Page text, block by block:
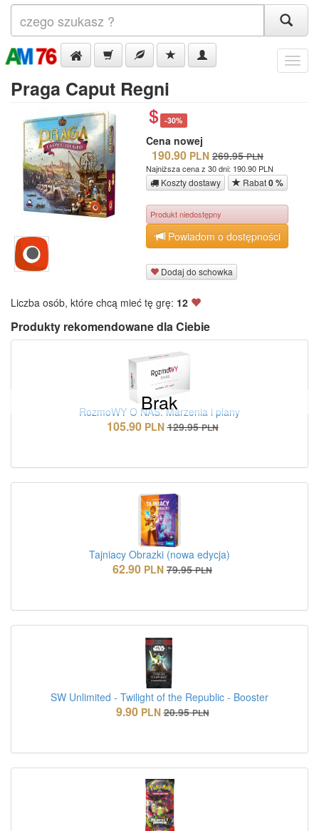
Menu
Praga Caput Regni
-30%
Cena nowej
190.90 PLN 269.95 PLN
Najniższa cena z 30 dni: 190.90 PLN
Koszty dostawy Rabat0 %
Produkt niedostępny
Powiadom o dostępności
Dodaj do schowka
Liczba osób, które chcą mieć tę grę: 12
Produkty rekomendowane dla Ciebie
Brak
RozmoWY O NAS: Marzenia i plany
105.90 PLN 129.95 PLN
Tajniacy Obrazki (nowa edycja)
62.90 PLN 79.95 PLN
SW Unlimited - Twilight of the Republic - Booster
9.90 PLN 20.95 PLN